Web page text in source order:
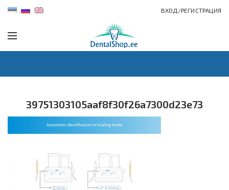
ВХОД/РЕГИСТРАЦИЯ
39751303105aaf8f30f26a7300d23e73